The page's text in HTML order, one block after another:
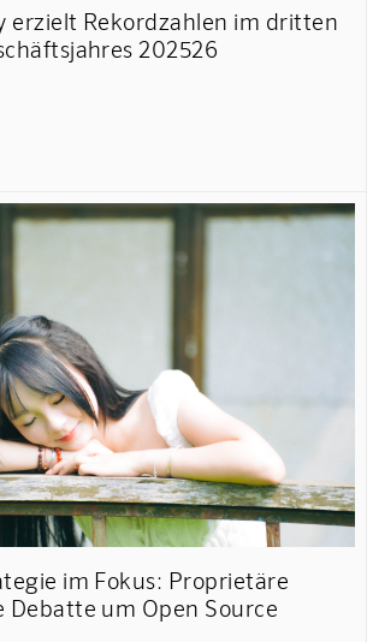
erzielt Rekordzahlen im dritten
202526
im Fokus: Proprietäre
Debatte um Open Source